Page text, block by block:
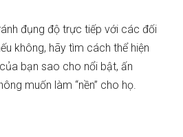
đụng độ trực tiếp với các đối
không, hãy tìm cách thể hiện
bạn sao cho nổi bật, ấn
muốn làm “nền” cho họ.